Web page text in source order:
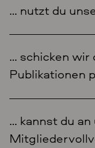
… nutzt du
… schicken wir
Publikationen
… kannst du